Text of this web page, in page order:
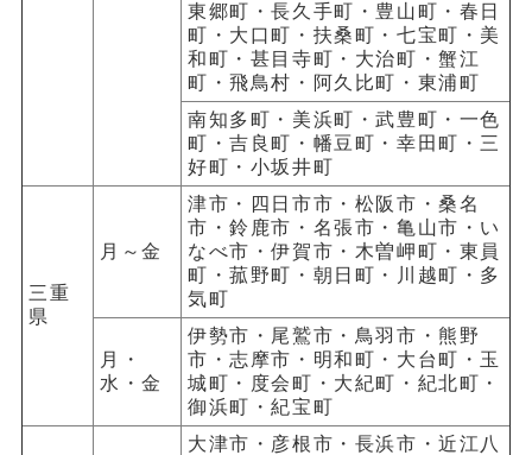
東郷町・長久手町・豊山町・春日
町・大口町・扶桑町・七宝町・美
和町・甚目寺町・大治町・蟹江
町・飛鳥村・阿久比町・東浦町
南知多町・美浜町・武豊町・一色
町・吉良町・幡豆町・幸田町・三
好町・小坂井町
三重
県
月～金
津市・四日市市・松阪市・桑名
市・鈴鹿市・名張市・亀山市・い
なべ市・伊賀市・木曽岬町・東員
町・菰野町・朝日町・川越町・多
気町
月・
水・金
伊勢市・尾鷲市・鳥羽市・熊野
市・志摩市・明和町・大台町・玉
城町・度会町・大紀町・紀北町・
御浜町・紀宝町
大津市・彦根市・長浜市・近江八